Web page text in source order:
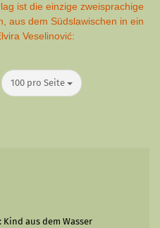
ist die einzige zweisprachige
aus dem Südslawischen in ein
Veselinović:
100 pro Seite
pro Seite